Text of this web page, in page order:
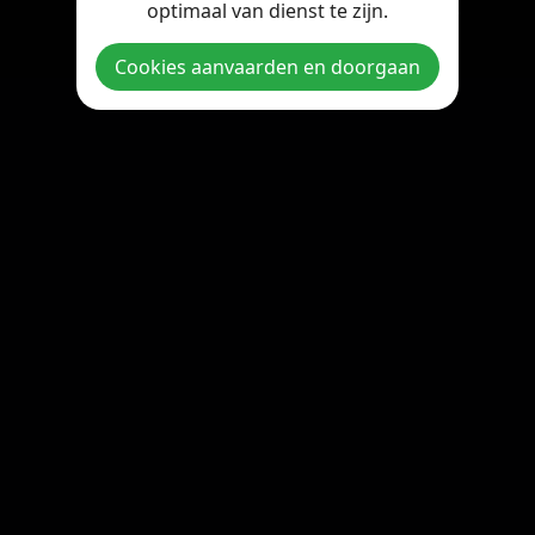
Copyright © 2026 StreamOnline.be. All rights reserved.
optimaal van dienst te zijn.
Cookies aanvaarden en doorgaan